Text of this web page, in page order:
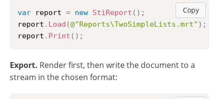
Copy
var report = new StiReport ( ) ;
report . Load (@"Reports\TwoSimpleLists.mrt" ) ;
report . Print ( ) ;
Export. Render first, then write the document to a
stream in the chosen format: